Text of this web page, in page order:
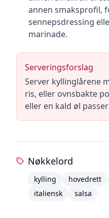
annen smaksprofil,
sennepsdressing
marinade.
Serveringsforslag
Server kyllinglårene
ris, eller ovnsbakte
eller en kald øl
Nøkkelord
kylling hovedrett
italiensk
salsa